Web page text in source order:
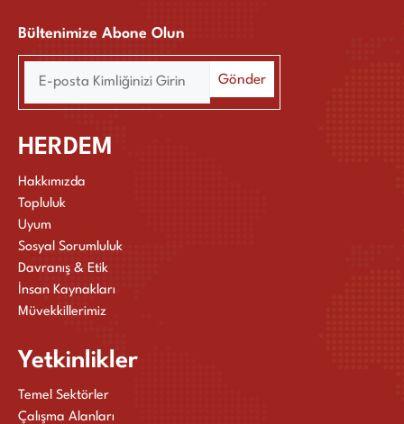
Bültenimize Abone Olun
HERDEM
Hakkımızda
Topluluk
Uyum
Sosyal Sorumluluk
Davranış & Etik
İnsan Kaynakları
Müvekkillerimiz
Yetkinlikler
Temel Sektörler
Çalışma Alanları